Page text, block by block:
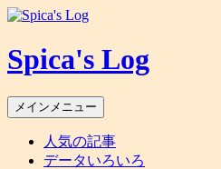
コ
テ
ン
へ
Spica's Log
検
索
メインメニュー
人気の記事
データいろいろ